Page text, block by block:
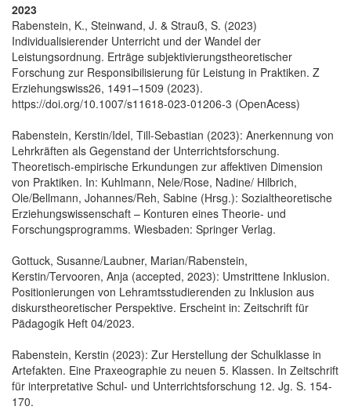
2023
Rabenstein, K., Steinwand, J. & Strauß, S. (2023)
Individualisierender Unterricht und der Wandel der
Leistungsordnung. Erträge subjektivierungstheoretischer
Forschung zur Responsibilisierung für Leistung in Praktiken. Z
Erziehungswiss26, 1491–1509 (2023).
https://doi.org/10.1007/s11618-023-01206-3 (OpenAcess)
Rabenstein, Kerstin/Idel, Till-Sebastian (2023): Anerkennung von
Lehrkräften als Gegenstand der Unterrichtsforschung.
Theoretisch-empirische Erkundungen zur affektiven Dimension
von Praktiken. In: Kuhlmann, Nele/Rose, Nadine/ Hilbrich,
Ole/Bellmann, Johannes/Reh, Sabine (Hrsg.): Sozialtheoretische
Erziehungswissenschaft – Konturen eines Theorie- und
Forschungsprogramms. Wiesbaden: Springer Verlag.
Gottuck, Susanne/Laubner, Marian/Rabenstein,
Kerstin/Tervooren, Anja (accepted, 2023): Umstrittene Inklusion.
Positionierungen von Lehramtsstudierenden zu Inklusion aus
diskurstheoretischer Perspektive. Erscheint in: Zeitschrift für
Pädagogik Heft 04/2023.
Rabenstein, Kerstin (2023): Zur Herstellung der Schulklasse in
Artefakten. Eine Praxeographie zu neuen 5. Klassen. In Zeitschrift
für interpretative Schul- und Unterrichtsforschung 12. Jg. S. 154-
170.